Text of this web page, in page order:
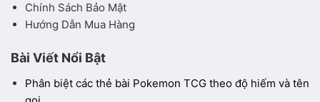
Chính Sách Bảo Mật
Hướng Dẫn Mua Hàng
Bài Viết Nổi Bật
Phân biệt các thẻ bài Pokemon TCG theo độ hiếm và tên